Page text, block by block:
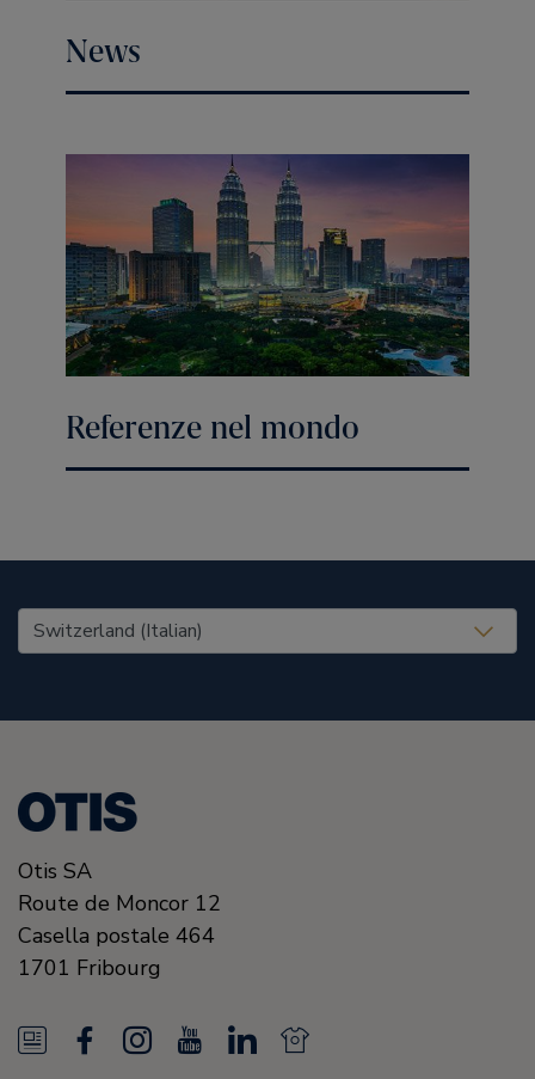
News
Referenze nel mondo
United States (EN)
Otis SA
Route de Moncor 12
Casella postale 464
1701 Fribourg
N
I
L
N